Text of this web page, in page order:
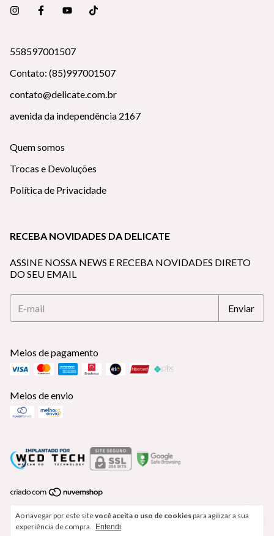
Ao navegar por este sitevocê aceita o uso de cookiespara agilizar a sua
experiência de compra.
Entendi
558597001507
Contato: (85)997001507
contato@delicate.com.br
avenida da independência 2167
Quem somos
Trocas e Devoluções
Política de Privacidade
RECEBA NOVIDADES DA DELICATE
ASSINE NOSSA NEWS E RECEBA NOVIDADES DIRETO
DO SEU EMAIL
Meios de pagamento
Meios de envio
direitos reservados.